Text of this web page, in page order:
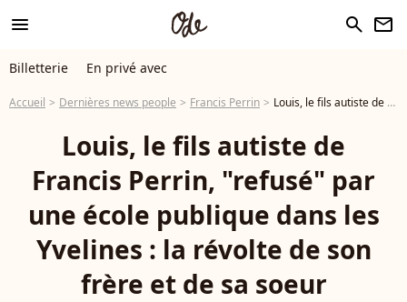
menu search newsletter
Billetterie En privé avec
Accueil Dernières news people Francis Perrin Louis, le fils autiste de Francis Perrin, "refusé" par une école publique dans les Yvelines : la révolte de son frère et de sa soeur
Louis, le fils autiste de
Francis Perrin, "refusé" par
une école publique dans les
Yvelines : la révolte de son
frère et de sa soeur